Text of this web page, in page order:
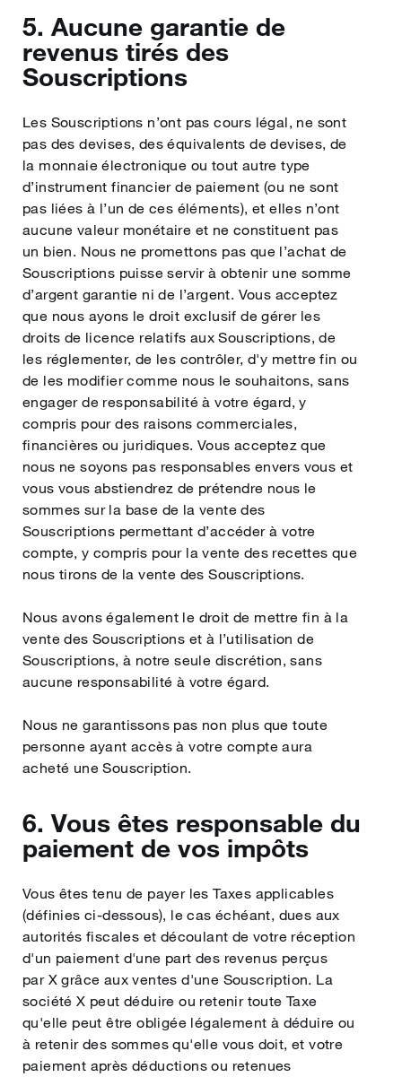
5. Aucune garantie de
revenus tirés des
Souscriptions
Les Souscriptions n’ont pas cours légal, ne sont
pas des devises, des équivalents de devises, de
la monnaie électronique ou tout autre type
d’instrument financier de paiement (ou ne sont
pas liées à l’un de ces éléments), et elles n’ont
aucune valeur monétaire et ne constituent pas
un bien. Nous ne promettons pas que l’achat de
Souscriptions puisse servir à obtenir une somme
d’argent garantie ni de l’argent. Vous acceptez
que nous ayons le droit exclusif de gérer les
droits de licence relatifs aux Souscriptions, de
les réglementer, de les contrôler, d'y mettre fin ou
de les modifier comme nous le souhaitons, sans
engager de responsabilité à votre égard, y
compris pour des raisons commerciales,
financières ou juridiques. Vous acceptez que
nous ne soyons pas responsables envers vous et
vous vous abstiendrez de prétendre nous le
sommes sur la base de la vente des
Souscriptions permettant d’accéder à votre
compte, y compris pour la vente des recettes que
nous tirons de la vente des Souscriptions.
Nous avons également le droit de mettre fin à la
vente des Souscriptions et à l’utilisation de
Souscriptions, à notre seule discrétion, sans
aucune responsabilité à votre égard.
Nous ne garantissons pas non plus que toute
personne ayant accès à votre compte aura
acheté une Souscription.
6. Vous êtes responsable du
paiement de vos impôts
Vous êtes tenu de payer les Taxes applicables
(définies ci‑dessous), le cas échéant, dues aux
autorités fiscales et découlant de votre réception
d'un paiement d'une part des revenus perçus
par X grâce aux ventes d'une Souscription. La
société X peut déduire ou retenir toute Taxe
qu'elle peut être obligée légalement à déduire ou
à retenir des sommes qu'elle vous doit, et votre
paiement après déductions ou retenues